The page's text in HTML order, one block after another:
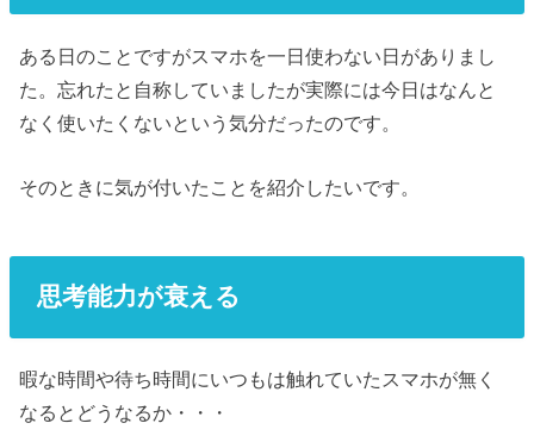
ある日のことですがスマホを一日使わない日がありまし
た。忘れたと自称していましたが実際には今日はなんと
なく使いたくないという気分だったのです。
そのときに気が付いたことを紹介したいです。
思考能力が衰える
暇な時間や待ち時間にいつもは触れていたスマホが無く
なるとどうなるか・・・